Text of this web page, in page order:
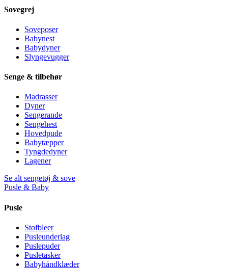
Sovegrej
Soveposer
Babynest
Babydyner
Slyngevugger
Senge & tilbehør
Madrasser
Dyner
Sengerande
Sengehest
Hovedpude
Babytæpper
Tyngdedyner
Lagener
Se alt sengetøj & sove
Pusle & Baby
Pusle
Stofbleer
Pusleunderlag
Puslepuder
Pusletasker
Babyhåndklæder